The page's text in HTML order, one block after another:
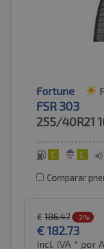
Fortune
FSR 303
255/40R21
C C
Comparar
€ 186.47 -2%
€182.73
incl. IVA * por